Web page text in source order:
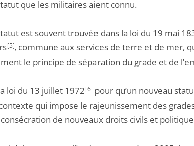
que les militaires aient connu.
est souvent trouvée dans la loi du 19 mai
[5], commune aux services de terre et de mer,
le principe de séparation du grade et de
loi du 13 juillet 1972[6] pour qu’un nouveau
qui impose le rajeunissement des
de nouveaux droits civils et